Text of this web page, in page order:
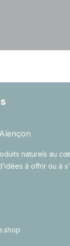
naturels au
à offrir ou à